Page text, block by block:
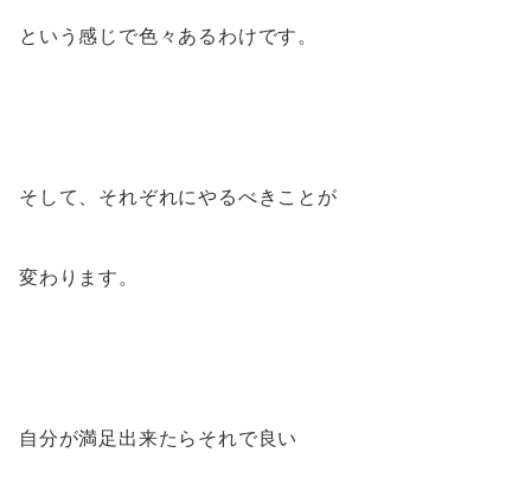
という感じで色々あるわけです。
そして、それぞれにやるべきことが
変わります。
自分が満足出来たらそれで良い